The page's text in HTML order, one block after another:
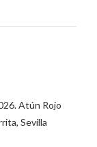
Atún Rojo
Sevilla